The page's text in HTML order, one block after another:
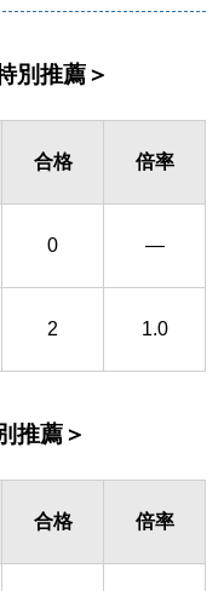
別推薦＞
合格 倍率
0 ―
2 1.0
推薦＞
合格 倍率